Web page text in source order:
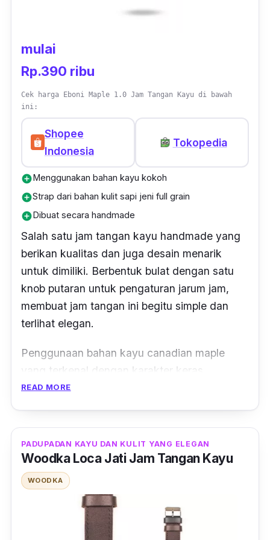
mulai
Rp.390 ribu
Cek harga Eboni Maple 1.0 Jam Tangan Kayu di bawah
ini:
Shopee
Indonesia
Tokopedia
add_circleMenggunakan bahan kayu kokoh
add_circleStrap dari bahan kulit sapi jeni full grain
add_circleDibuat secara handmade
Salah satu jam tangan kayu handmade yang
berikan kualitas dan juga desain menarik
untuk dimiliki. Berbentuk bulat dengan satu
knob putaran untuk pengaturan jarum jam,
membuat jam tangan ini begitu simple dan
terlihat elegan.
Penggunaan bahan kayu canadian maple
yang terkenal dengan karakter keras,
berpengaruh kepada daya tahan dari jam
akan cipratan air.
Dipadukan dengan strap kulit sapi jenis
grain, yang pastinya berkualitas tinggi. Hal
lain yang membuat jam tangan asal kota
Bandung ini berkualitas, ialah penggunaan
READ MORE
PADUPADAN KAYU DAN KULIT YANG ELEGAN
Woodka Loca Jati Jam Tangan Kayu
WOODKA